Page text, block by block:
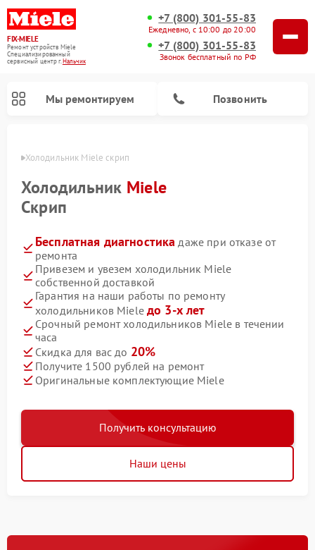
FIX-MIELE
Ремонт устройств Miele
Специализированный
cервисный центр г.Нальчик
+7 (800) 301-55-83
Ежедневно, с 10:00 до 20:00
+7 (800) 301-55-83
Звонок бесплатный по РФ
Мы ремонтируем Позвонить
Холодильник Miele скрип
Холодильник Miele
Скрип
Бесплатная диагностика даже при отказе от
ремонта
Привезем и увезем холодильник Miele
собственной доставкой
Гарантия на наши работы по ремонту
холодильников Mieleдо 3-х лет
Срочный ремонт холодильников Miele в течении
часа
Скидка для вас до 20%
Получите 1500 рублей на ремонт
Оригинальные комплектующие Miele
Получить консультацию
Наши цены